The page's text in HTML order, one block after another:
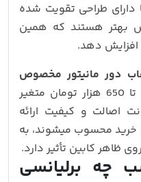
دارای طراحی تقویت‌ شده
بهتر هستند که همین
دهد.
دور مانیتور مخصوص
معمولاً بین 450 تا 650 هزار تومان متغیر
اصالت و کیفیت ارائه
خرید محسوب میشوند، به‌
ظاهر کابین تأثیر دارد.
چه برلیانسی